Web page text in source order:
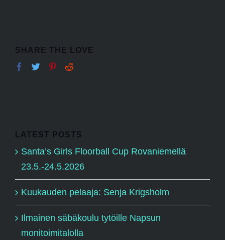
SHARE THE LOVE
LATEST POSTS
Santa’s Girls Floorball Cup Rovaniemellä
23.5.-24.5.2026
Kuukauden pelaaja: Senja Krigsholm
Ilmainen säbäkoulu tytöille Napsun
monitoimitalolla